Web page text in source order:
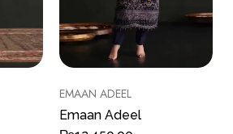
EMAAN ADEEL
Emaan Adeel